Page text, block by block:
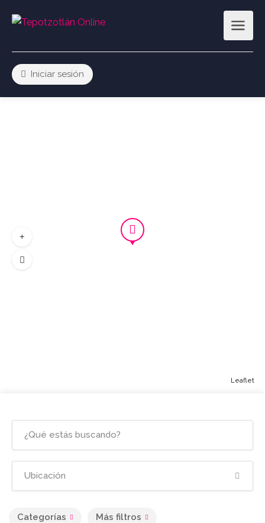
Iniciar sesión
Categorías Más filtros
Leaflet